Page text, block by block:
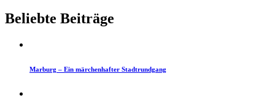
Beliebte Beiträge
Marburg – Ein märchenhafter Stadtrundgang